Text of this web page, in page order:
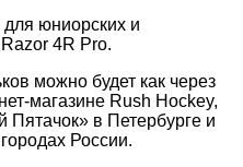
юниорских и
4R Pro.
можно будет как через
магазине Rush Hockey,
Пятачок» в Петербурге и
России.